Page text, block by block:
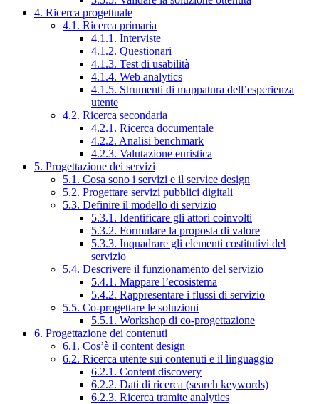
4. Ricerca progettuale
4.1. Ricerca primaria
4.1.1. Interviste
4.1.2. Questionari
4.1.3. Test di usabilità
4.1.4. Web analytics
4.1.5. Strumenti di mappatura dell’esperienza
utente
4.2. Ricerca secondaria
4.2.1. Ricerca documentale
4.2.2. Analisi benchmark
4.2.3. Valutazione euristica
5. Progettazione dei servizi
5.1. Cosa sono i servizi e il service design
5.2. Progettare servizi pubblici digitali
5.3. Definire il modello di servizio
5.3.1. Identificare gli attori coinvolti
5.3.2. Formulare la proposta di valore
5.3.3. Inquadrare gli elementi costitutivi del
servizio
5.4. Descrivere il funzionamento del servizio
5.4.1. Mappare l’ecosistema
5.4.2. Rappresentare i flussi di servizio
5.5. Co-progettare le soluzioni
5.5.1. Workshop di co-progettazione
6. Progettazione dei contenuti
6.1. Cos’è il content design
6.2. Ricerca utente sui contenuti e il linguaggio
6.2.1. Content discovery
6.2.2. Dati di ricerca (search keywords)
6.2.3. Ricerca tramite analytics